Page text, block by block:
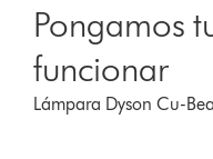
Pongamos
funcionar
Lámpara Dyson Cu-